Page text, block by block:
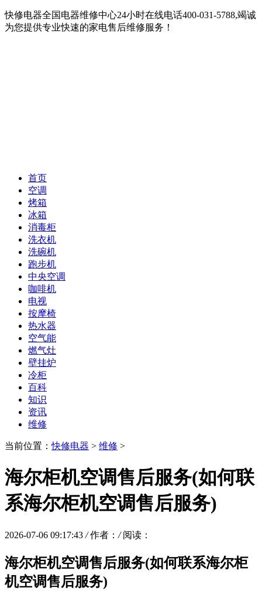
快修电器全国电器维修中心24小时在线电话400-031-5788,竭诚
为您提供专业快速的家电售后维修服务！
首页
空调
烤箱
冰箱
消毒柜
洗衣机
洗碗机
跑步机
中央空调
咖啡机
电视
按摩椅
热水器
空气能
燃气灶
壁挂炉
冷柜
百科
知识
资讯
维修
当前位置：快修电器 > 维修 >
海尔柜机空调售后服务(如何联
系海尔柜机空调售后服务)
2026-07-06 09:17:43 / 作者： / 阅读：
海尔柜机空调售后服务(如何联系海尔柜
机空调售后服务)